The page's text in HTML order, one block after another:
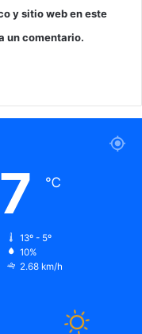
y sitio web en este
un comentario.
7 ℃
13º - 5º
10%
2.68 km/h